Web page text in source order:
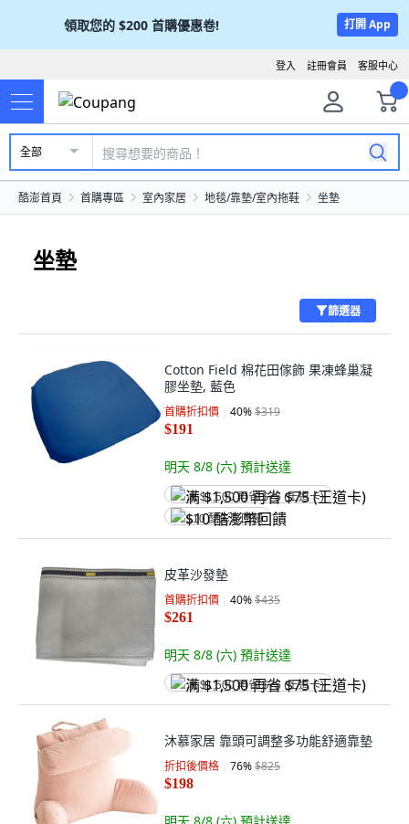
領取您的 $200 首購優惠卷! 打開 App
客服中心
註冊會員
登入
全部
酷澎首頁 首購專區 室內家居 地毯/靠墊/室內拖鞋 坐墊
坐墊
篩選器
Cotton Field 棉花田傢飾 果凍蜂巢凝
膠坐墊, 藍色
首購折扣價 40%$319
$191
明天 8/8 (六) 預計送達
满 $1,500 再省 $75 (王道卡)
$10 酷澎幣回饋
皮革沙發墊
首購折扣價 40%$435
$261
明天 8/8 (六) 預計送達
满 $1,500 再省 $75 (王道卡)
沐慕家居 靠頭可調整多功能舒適靠墊
折扣後價格 76%$825
$198